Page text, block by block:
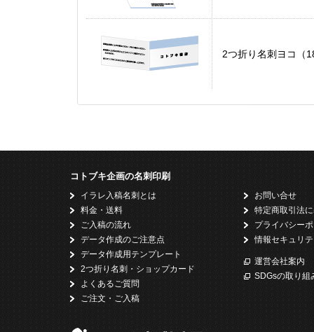
2つ折り名刺ヨコ（
コトブキ企画の名刺印刷
イラレ入稿名刺とは
料金・送料
ご入稿の流れ
データ作成のご注意点
データ作成用テンプレート
2つ折り名刺・ショップカード
よくあるご質問
ご注文・ご入稿
お問い合せ
特定商取引法
プライバシー
情報セキュリ
運営会社案内
SDGsの取り組